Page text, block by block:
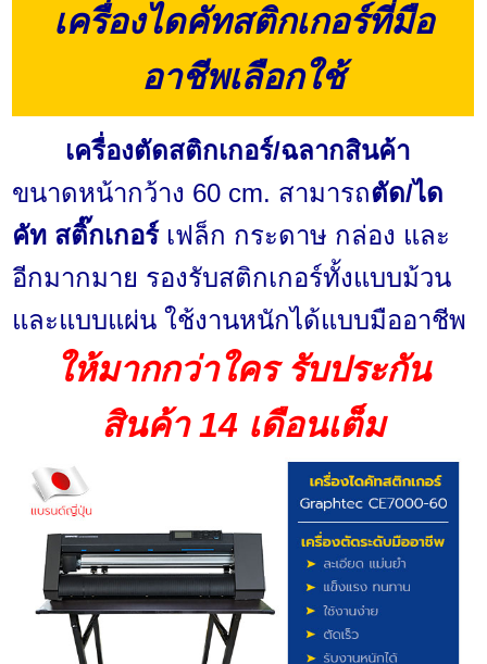
เครื่องไดคัทสติกเกอร์ที่มือ
อาชีพเลือกใช้
เครื่องตัดสติกเกอร์/ฉลากสินค้า
ขนาดหน้ากว้าง 60 cm. สามารถตัด/ได
คัท สติ๊กเกอร์เฟล็ก กระดาษ กล่อง และ
อีกมากมาย รองรับสติกเกอร์ทั้งแบบม้วน
และแบบแผ่น ใช้งานหนักได้แบบมืออาชีพ
ให้มากกว่าใคร รับประกัน
สินค้า 14 เดือนเต็ม